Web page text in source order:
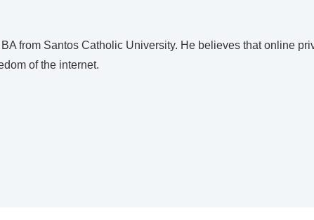
from Santos Catholic University. He believes that online
of the internet.